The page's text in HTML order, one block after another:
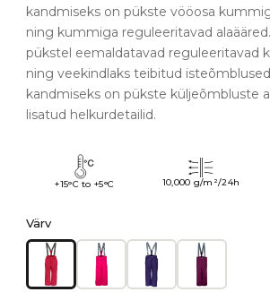
kandmiseks on pükste vööosa
ning kummiga reguleeritavad
pükstel eemaldatavad reguleeritavad
ning veekindlaks teibitud
kandmiseks on pükste küljeõmbluste
lisatud helkurdetailid.
+15°C to +5°C 10,000 g/m²/24h
Värv